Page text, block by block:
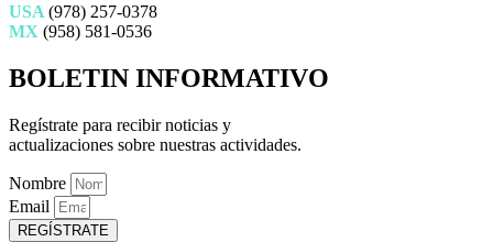
USA (978) 257-0378
MX (958) 581-0536
BOLETIN INFORMATIVO
Regístrate para recibir noticias y
actualizaciones sobre nuestras actividades.
Nombre
Email
REGÍSTRATE